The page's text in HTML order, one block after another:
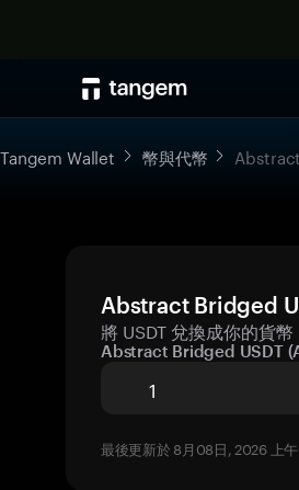
Tangem Wallet 幣與代幣
Abstract Bridged
將 USDT 兌換成你的貨幣
Abstract Bridged USDT
最後更新於 8月08日, 2026 上